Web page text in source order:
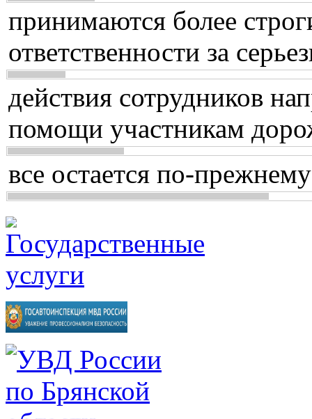
принимаются более
ответственности за
действия сотрудников
помощи участникам
все остается по-